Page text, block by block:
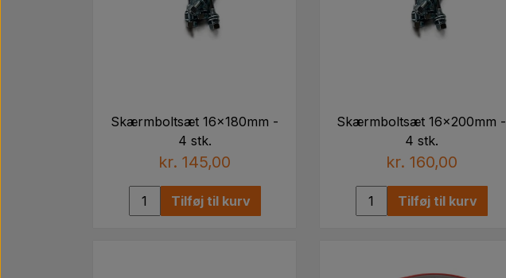
Skærmboltsæt 16x180mm -
4 stk.
kr. 145,00
Tilføj til kurv
Skærmboltsæt 16x200mm -
4 stk.
kr. 160,00
Tilføj til kurv